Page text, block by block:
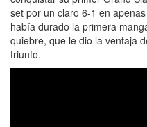
set por un claro 6-1 en
había durado la primera
quiebre, que le dio la ventaja
triunfo.